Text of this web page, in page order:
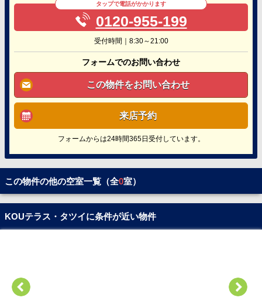
タップで電話がかかります
0120-955-199
受付時間｜8:30～21:00
フォームでのお問い合わせ
この物件をお問い合わせ
来店予約
フォームからは24時間365日受付しています。
この物件の他の空室一覧（全0室）
KOUテラス・タツイに条件が近い物件